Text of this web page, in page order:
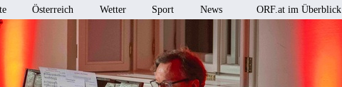
Österreich Wetter Sport News ORF.at im Überblick